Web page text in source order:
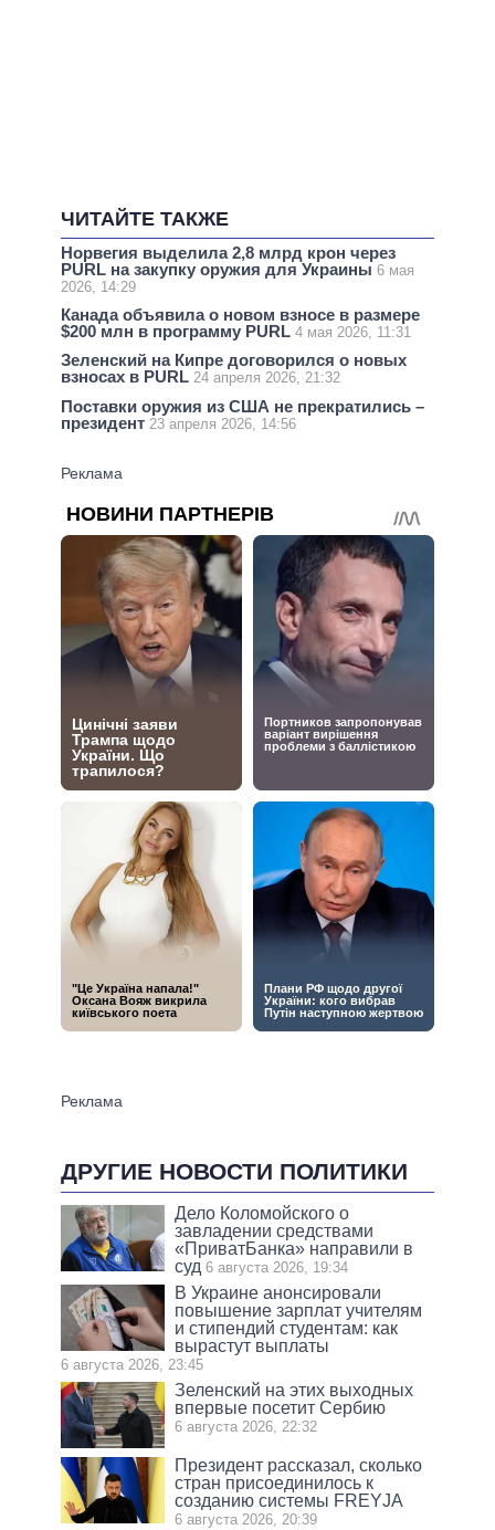
ЧИТАЙТЕ ТАКЖЕ
Норвегия выделила 2,8 млрд крон через
PURL на закупку оружия для Украины 6 мая
2026, 14:29
Канада объявила о новом взносе в размере
$200 млн в программу PURL 4 мая 2026, 11:31
Зеленский на Кипре договорился о новых
взносах в PURL 24 апреля 2026, 21:32
Поставки оружия из США не прекратились –
президент 23 апреля 2026, 14:56
ДРУГИЕ НОВОСТИ ПОЛИТИКИ
Дело Коломойского о
завладении средствами
«ПриватБанка» направили в
суд 6 августа 2026, 19:34
В Украине анонсировали
повышение зарплат учителям
и стипендий студентам: как
вырастут выплаты
6 августа 2026, 23:45
Зеленский на этих выходных
впервые посетит Сербию
6 августа 2026, 22:32
Президент рассказал, сколько
стран присоединилось к
созданию системы FREYJA
6 августа 2026, 20:39